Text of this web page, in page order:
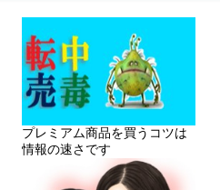
プレミアム商品を買うコツは
情報の速さです